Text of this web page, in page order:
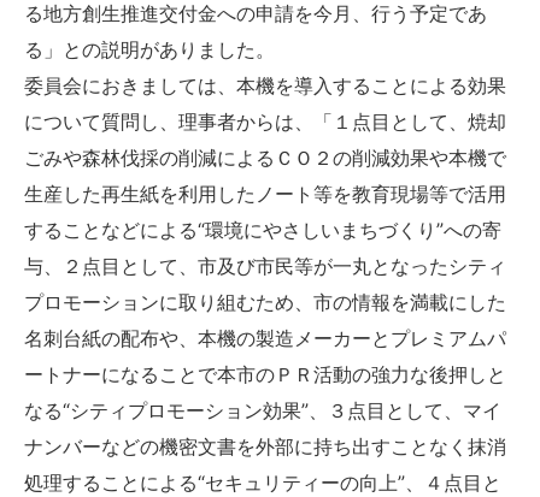
る地方創生推進交付金への申請を今月、行う予定であ
る」との説明がありました。
委員会におきましては、本機を導入することによる効果
について質問し、理事者からは、「１点目として、焼却
ごみや森林伐採の削減によるＣＯ２の削減効果や本機で
生産した再生紙を利用したノート等を教育現場等で活用
することなどによる“環境にやさしいまちづくり”への寄
与、２点目として、市及び市民等が一丸となったシティ
プロモーションに取り組むため、市の情報を満載にした
名刺台紙の配布や、本機の製造メーカーとプレミアムパ
ートナーになることで本市のＰＲ活動の強力な後押しと
なる“シティプロモーション効果”、３点目として、マイ
ナンバーなどの機密文書を外部に持ち出すことなく抹消
処理することによる“セキュリティーの向上”、４点目と